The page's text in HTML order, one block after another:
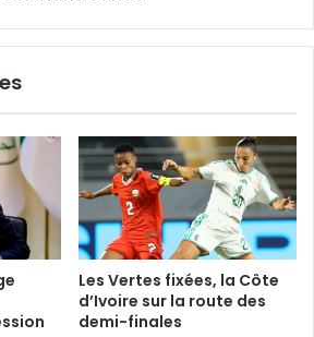
Les Vertes fixées, la Côte
d’Ivoire sur la route des
demi-finales